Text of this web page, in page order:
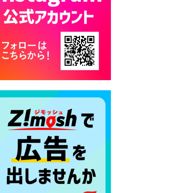
2026年7月27日 マイナンバー
カード交付に伴う休日および
平日夜間開庁の案内
2026年7月22日 令和８年度
「こども文化パスポート事
2026年7月21日 卜仙の郷 お
盆期間の営業時間のお知らせ
2026年7月17日 バス経路検索
のご利用案内
2026年7月10日 台湾伝統音楽
団体 「北埔八音団・楽善軒」
公演開催のお知らせ